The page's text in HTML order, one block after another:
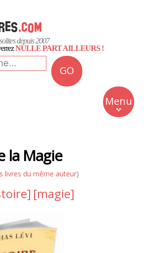
depuis 2007
NULLE PART AILLEURS !
GO
Menu
Insolite
Business
la Magie
livres du même auteur)
[magie]